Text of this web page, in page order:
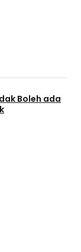
Boleh ada